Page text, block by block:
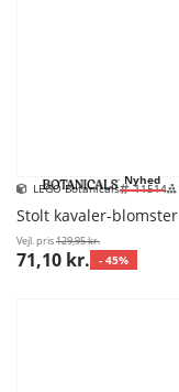
Nyhed
LEGO Botanicals 11514
Stolt kavaler-blomster
Vejl. pris129,95 kr.
71,10 kr. - 45%